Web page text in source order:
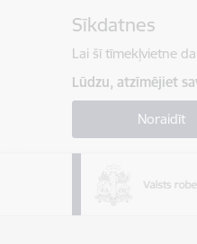
Sīkdatnes
Lai šī tīmekļvietne
Lūdzu, atzīmējiet
Noraidīt